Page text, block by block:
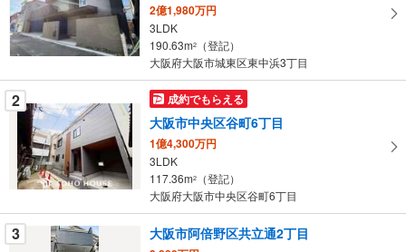
る
・
条
件
を
マ
ペ
ー
に
保
2億1,980万円
3LDK
190.63m2
（登記）
大阪府大阪市城東区東中浜3丁目
2 成約でもらえる
大阪市中央区谷町6丁目
1億4,300万円
3LDK
117.36m2
（登記）
大阪府大阪市中央区谷町6丁目
3 大阪市阿倍野区共立通2丁目